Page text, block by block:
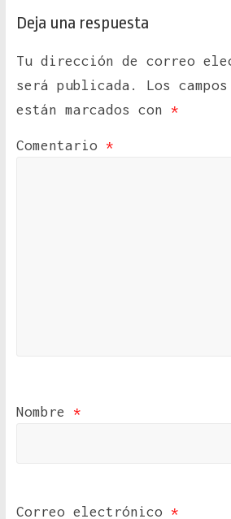
Deja una respuesta
Tu dirección de correo
será publicada.
Los
están marcados con *
Comentario *
Nombre *
Correo electrónico *